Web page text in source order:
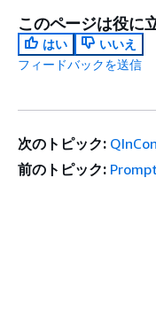
このページは役に
はい
いいえ
フィードバックを送信
次のトピック:
前のトピック: